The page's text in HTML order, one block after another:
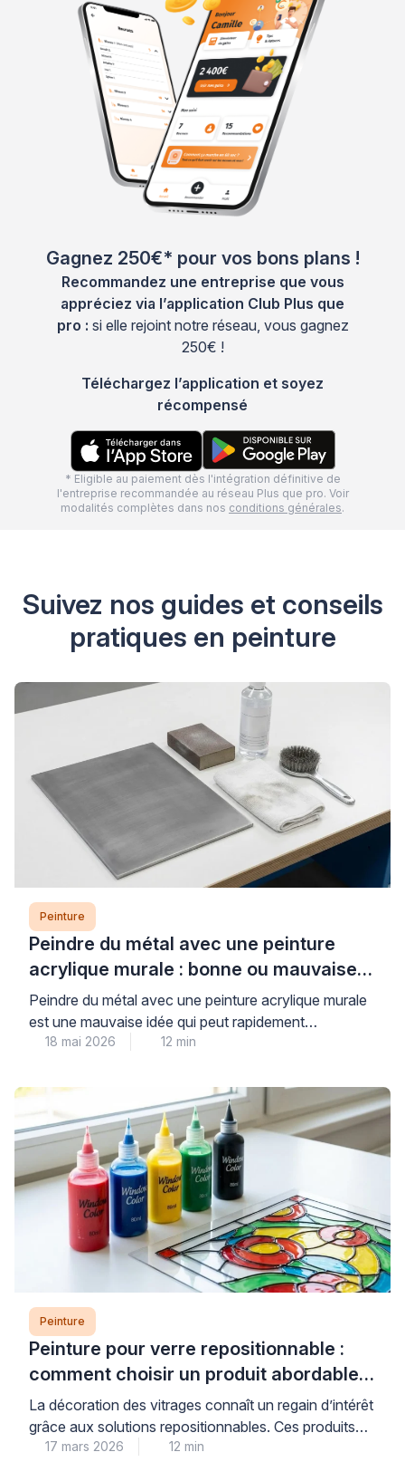
Gagnez 250€* pour vos bons plans !
Recommandez une entreprise que vous
appréciez via l’application Club Plus que
pro : si elle rejoint notre réseau, vous gagnez
250€ !
Téléchargez l’application et soyez
récompensé
* Eligible au paiement dès l'intégration définitive de
l'entreprise recommandée au réseau Plus que pro. Voir
modalités complètes dans nos conditions générales.
Suivez nos guides et conseils
pratiques en peinture
Peinture
Peindre du métal avec une peinture
acrylique murale : bonne ou mauvaise
idée ?
Peindre du métal avec une peinture acrylique murale
est une mauvaise idée qui peut rapidement
compromettre la durabilité et l’esthétique de vos
pour les surfaces poreuses comme le plâtre, n’offrent
ni l’adhérence ni la protection anticorrosion
nécessaires aux supports métalliques, exposant ainsi
votre installation à l’écaillage et à la […]
18 mai 2026 12 min
Peinture
Peinture pour verre repositionnable :
comment choisir un produit abordable
et de qualité
La décoration des vitrages connaît un regain d’intérêt
grâce aux solutions repositionnables. Ces produits
permettent de personnaliser fenêtres et miroirs sans
17 mars 2026 12 min